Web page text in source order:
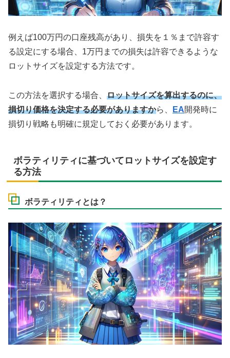
例えば100万円の口座残高があり、損失を１％まで許容す
る設定にする場合、1万円までの損失は許容できるような
ロットサイズを設定する方法です。
この方法を選択する場合、 ロットサイズを算出するのに、
損切り価格を決定する必要がありますから、 EA開発時に
損切り戦略も明確に規定しておく必要があります。
ボラティリティに基づいてロットサイズを設定す
る方法
ボラティリティとは？